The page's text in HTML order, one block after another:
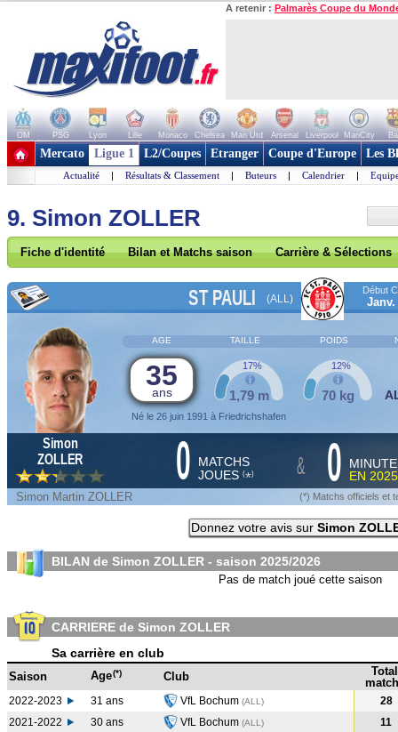
A retenir : Palmarès Coupe du
OM PSG Lyon Lille Monaco Chelsea Man Utd Arsenal Liverpool ManCity
+ de clubs
Mercato Ligue 1 L2/Coupes Etranger Coupe d'Europe Les
Actualité | Résultats & Classement | Buteurs | Calendrier |
9. Simon ZOLLER
Fiche d'identité Bilan et Matchs saison Carrière & Sélections
ST PAULI (ALL)
Début
Janv.
AGE TAILLE POIDS
35
ans
Né le 26 juin 1991 à Friedrichshafen
1,79 m
17%
70 kg
12%
Simon
ZOLLER
0 MATCHS
JOUES (*) & 0
EN
Simon Martin ZOLLER (*) Matchs officiels et
Donnez votre avis sur Simon
BILAN de Simon ZOLLER - saison 2025/2026
Pas de match joué cette saison
CARRIERE de Simon ZOLLER
Sa carrière en club
Saison Age(*) Club
Total
2022-2023 31 ans VfL Bochum (ALL )
28
2021-2022
30 ans VfL Bochum (ALL )
11